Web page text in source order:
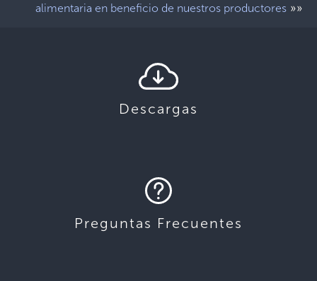
alimentaria en beneficio de nuestros productores »»
Descargas
Preguntas Frecuentes